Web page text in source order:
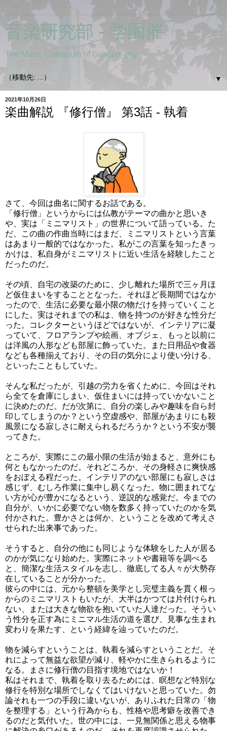
音楽研究部 - 学園催
The Music Collegium of Gakuen_psy
▼
2021年10月26日
楽曲解説 『修行僧』 第3話 - 執着
さて、今回は曲名に関するお話である。
「修行僧」というからには仏教がテーマの曲かと思いき
や、実は「ミニマリスト」の世界について語っている。た
だ、この曲の作曲当時にはまだ、ミニマリストという言葉
はあまり一般的ではなかった。私がこの言葉を知ったきっ
かけは、私自身がミニマリストに近い生活を経験したこと
だったのだ。
その頃、自宅の改築のために、少し離れた場所で三ヶ月ほ
ど仮住まいをすることとなった。それほど長期間ではなか
ったので、生活に必要な最小限の物だけを持っていくこと
にした。実はそれまでの私は、物を持つのが好きな性分だ
った。コレクターというほどではないが、インテリアに凝
っていて、フロアランプや絵画、オブジェ、もっと以前に
は洋風の人形なども部屋に飾っていた。また日用品や食器
なども各種揃えており、その日の気分により使い分ける、
といったこともしていた。
そんな私だったが、引越の労力を省くために、今回はそれ
ら全てを倉庫にしまい、仮住まいには持っていかないこと
に決めたのだ。だが次第に、自分の楽しみや趣味を自ら封
印してしまうのか？という空虚感や、部屋があまりにも殺
風景になる寂しさに耐えられるだろうか？という不安が襲
ってきた。
ところが、実際にこの最小限の生活が始まると、意外にも
何ともなかったのだ。それどころか、その身軽さに爽快感
をおぼえる程だった。インテリアのない部屋にも寂しさは
感じず、むしろ作業に集中し易くなった。物に囲まれてな
い方が心が豊かになるという、逆説的な感覚だ。今までの
自分が、いかに必要でない物を数多く持っていたのかを気
付かされた。豊かさとは何か、ということを改めて考えさ
せられた出来事であった。
そうすると、自分の他にも同じような体験をした人が居る
のかが気になり始めた。実際にネットや書籍等を調べる
と、簡潔な生活スタイルを志し、徹底してる人々が大勢存
在していることが分かった。
彼らの中には、元から整頓を美学とし完璧主義を貫く根っ
からのミニマリストもいたが、大半はかつては片付けられ
ない、または大きな物欲を抱いていた人達だった。そうい
う性分を正す為にミニマル生活の道を選び、見事な生まれ
変わりを果たす、という経緯を辿っていたのだ。
物を減らすということは、執着を減らすということだ。そ
れによって無益な欲望が減り、軽やかに生きられるように
なる。まさに修行僧の目指す境地ではないか！
私はそれまで、執着を取り去るためには、瞑想など特別な
修行を特別な場所でしなくてはいけないと思っていた。勿
論それも一つの手段に違いないが、ありふれた日常の「物
を整理する」という行為からも、性格や思考癖を改善でき
るのだと気付いた。世の中には、一見無関係と思える物事